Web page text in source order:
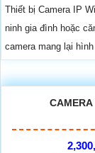
Thiết bị Camera IP
ninh gia đình hoặc
camera mang lại